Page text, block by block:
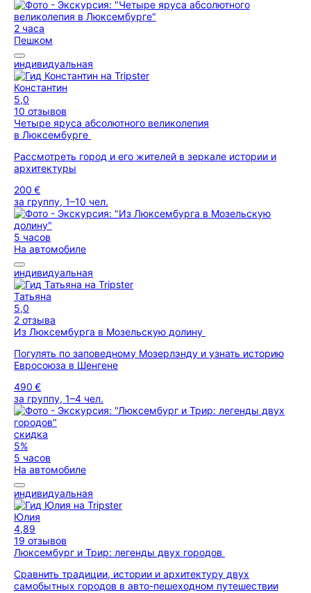
2 часа
Пешком
индивидуальная
Константин
5,0
10 отзывов
Четыре яруса абсолютного великолепия
в Люксембурге
Рассмотреть город и его жителей в зеркале истории и
архитектуры
200 €
за группу, 1–10 чел.
5 часов
На автомобиле
индивидуальная
Татьяна
5,0
2 отзыва
Из Люксембурга в Мозельскую долину
Погулять по заповедному Мозерлэнду и узнать историю
Евросоюза в Шенгене
490 €
за группу, 1–4 чел.
скидка
5%
5 часов
На автомобиле
индивидуальная
Юлия
4,89
19 отзывов
Люксембург и Трир: легенды двух городов
Сравнить традиции, истории и архитектуру двух
самобытных городов в авто-пешеходном путешествии